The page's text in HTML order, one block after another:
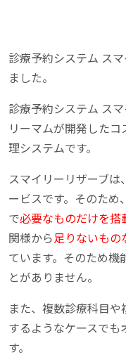
診療予約システム ス
ました。
診療予約システム ス
リーマムが開発した
理システムです。
スマイリーリザーブ
ービスです。そのため
で必要なものだけを搭
関様から足りないも
ています。そのため機
とがありません。
また、複数診療科目
するようなケースで
す。